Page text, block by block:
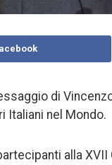
di
Italiani nel Mondo.
alla